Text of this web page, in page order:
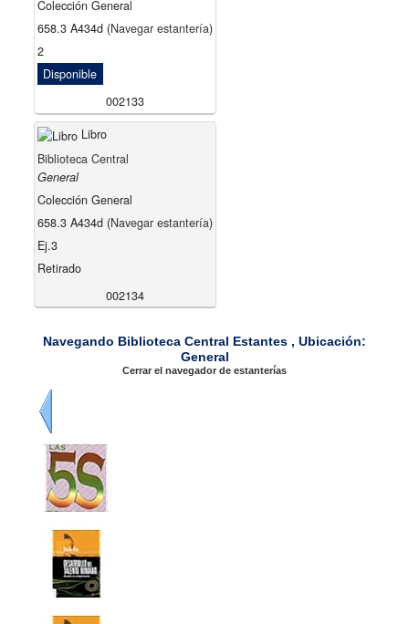
Colección General
658.3 A434d (Navegar estantería)
2
Disponible
002133
Libro
Biblioteca Central
General
Colección General
658.3 A434d (Navegar estantería)
Ej.3
Retirado
002134
Navegando Biblioteca Central Estantes , Ubicación:
General
Cerrar el navegador de estanterías
Previo